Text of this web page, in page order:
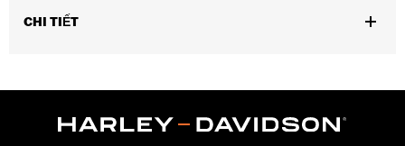
CHI TIẾT
Mini Medallion Style Sissy Bar Upright P/N 53281-06 or 53407-
06, Standard Heritage Style Sissy Bar Upright P/N 52731-00 and